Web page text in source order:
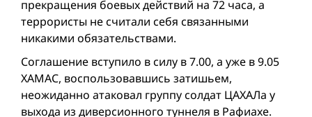
прекращения боевых действий на 72 часа, а
террористы не считали себя связанными
никакими обязательствами.
Соглашение вступило в силу в 7.00, а уже в 9.05
ХАМАС, воспользовавшись затишьем,
неожиданно атаковал группу солдат ЦАХАЛа у
выхода из диверсионного туннеля в Рафиахе.